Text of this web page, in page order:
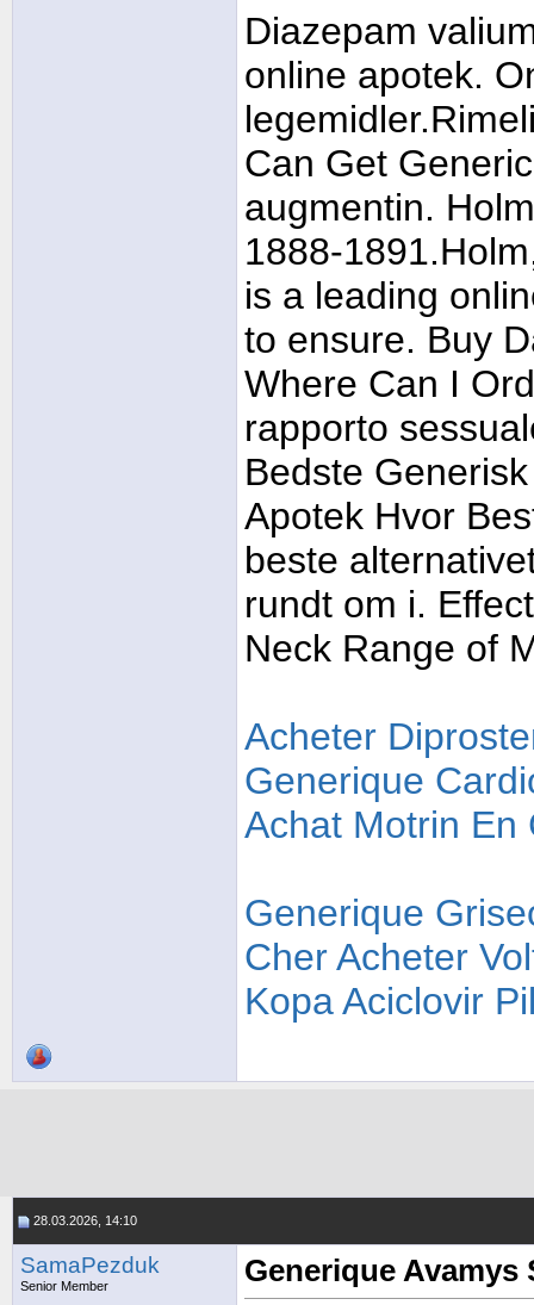
Diazepam
online apotek.
Can Get
augmentin.
1888-
is a leading
to ensure. Buy
Where Can I
rapporto
Bedste
Apotek Hvor
beste
rundt om i.
Neck Range of
Acheter
Generique
Achat Motrin En
Generique
CherAcheter
Kopa Aciclovir
28.03.2026, 14:10
SamaPezduk
Senior Member
Generique Avamys